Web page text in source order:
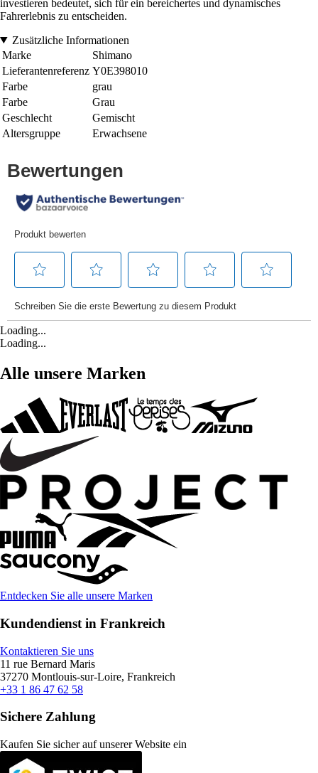
investieren bedeutet, sich für ein bereichertes und dynamisches
Fahrerlebnis zu entscheiden.
Zusätzliche Informationen
Marke
Shimano
Lieferantenreferenz Y0E398010
Farbe
grau
Farbe
Grau
Geschlecht
Gemischt
Altersgruppe
Erwachsene
Loading...
Loading...
Alle unsere Marken
Entdecken Sie alle unsere Marken
Kundendienst in Frankreich
Kontaktieren Sie uns
11 rue Bernard Maris
37270 Montlouis-sur-Loire, Frankreich
+33 1 86 47 62 58
Sichere Zahlung
Kaufen Sie sicher auf unserer Website ein